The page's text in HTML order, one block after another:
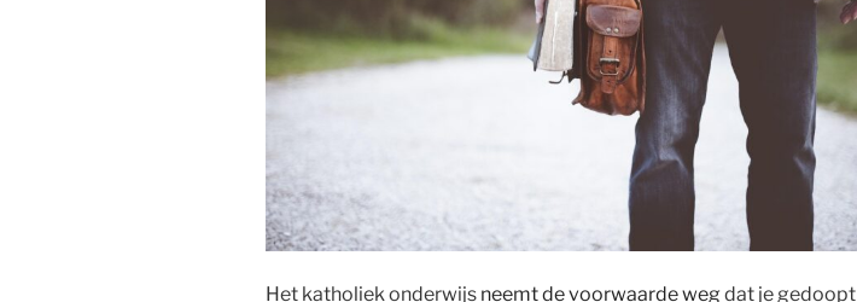
Het katholiek onderwijs neemt de voorwaarde wegdat je gedoopt